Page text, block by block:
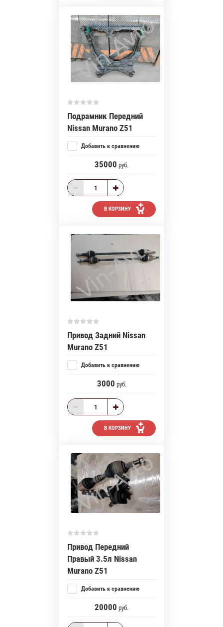
Подрамник Передний
Nissan Murano Z51
Добавить к сравнению
35000 руб.
В КОРЗИНУ
Привод Задний Nissan
Murano Z51
Добавить к сравнению
3000 руб.
В КОРЗИНУ
Привод Передний
Правый 3.5л Nissan
Murano Z51
Добавить к сравнению
20000 руб.